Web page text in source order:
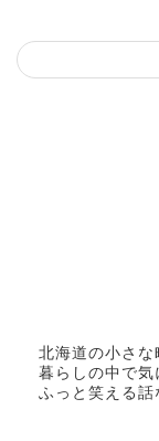
北海道の小さ
暮らしの中で気
ふっと笑える話